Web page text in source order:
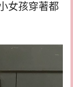
女孩穿著都